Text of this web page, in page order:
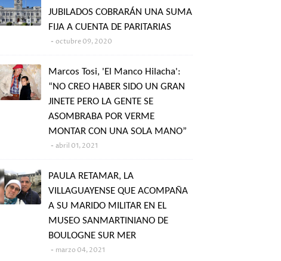
JUBILADOS COBRARÁN UNA SUMA
FIJA A CUENTA DE PARITARIAS
octubre 09, 2020
Marcos Tosi, 'El Manco Hilacha':
“NO CREO HABER SIDO UN GRAN
JINETE PERO LA GENTE SE
ASOMBRABA POR VERME
MONTAR CON UNA SOLA MANO”
abril 01, 2021
PAULA RETAMAR, LA
VILLAGUAYENSE QUE ACOMPAÑA
A SU MARIDO MILITAR EN EL
MUSEO SANMARTINIANO DE
BOULOGNE SUR MER
marzo 04, 2021